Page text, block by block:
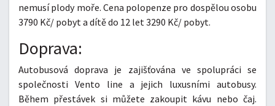
nemusí plody moře. Cena polopenze pro dospělou osobu
3790 Kč/ pobyt a dítě do 12 let 3290 Kč/ pobyt.
Doprava:
Autobusová doprava je zajišťována ve spolupráci se
společnosti Vento line a jejich luxusními autobusy.
Během přestávek si můžete zakoupit kávu nebo čaj.